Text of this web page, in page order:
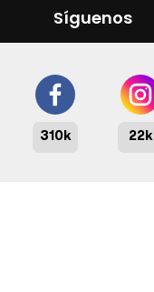
Síguenos
310k 22k